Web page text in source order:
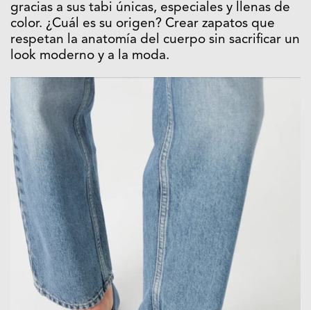
gracias a sus tabi únicas, especiales y llenas de
color. ¿Cuál es su origen? Crear zapatos que
respetan la anatomía del cuerpo sin sacrificar un
look moderno y a la moda.